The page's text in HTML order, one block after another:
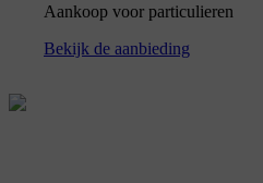
Aankoop voor particulieren
Bekijk de aanbieding